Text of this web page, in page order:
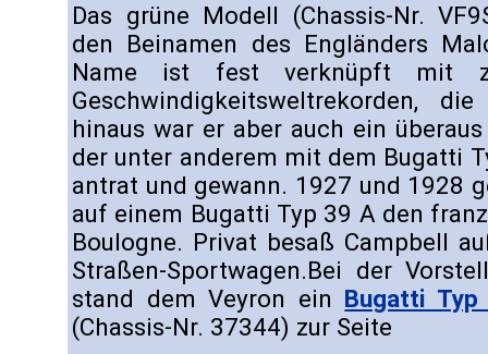
Das grüne Modell (Chassis-Nr.
den Beinamen des Engländers
Name ist fest verknüpft mit
Geschwindigkeitsweltrekorden,
hinaus war er aber auch ein
der unter anderem mit dem Bugatti
antrat und gewann. 1927 und 1928
auf einem Bugatti Typ 39 A den
Boulogne. Privat besaß Campbell
Straßen-Sportwagen.Bei der
stand dem Veyron ein Bugatti
(Chassis-Nr. 37344) zur Seite